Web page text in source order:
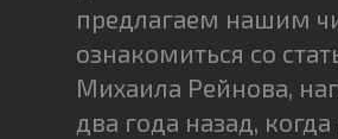
предлагаем нашим
ознакомиться со
Михаила Рейнова,
два года назад,